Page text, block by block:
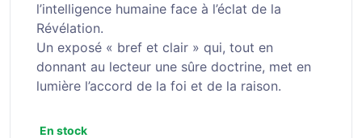
l’intelligence humaine face à l’éclat de la
Révélation.
Un exposé « bref et clair » qui, tout en
donnant au lecteur une sûre doctrine, met en
lumière l’accord de la foi et de la raison.
En stock